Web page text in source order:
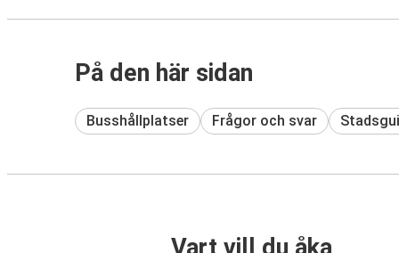
På den här sidan
Busshållplatser Frågor och svar